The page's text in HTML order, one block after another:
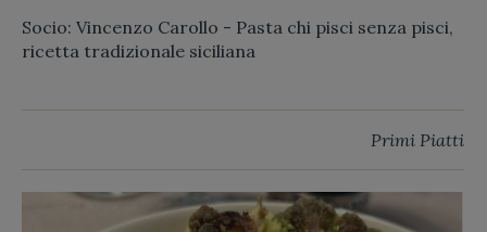
Socio: Vincenzo Carollo - Pasta chi pisci senza pisci,
ricetta tradizionale siciliana
Primi Piatti